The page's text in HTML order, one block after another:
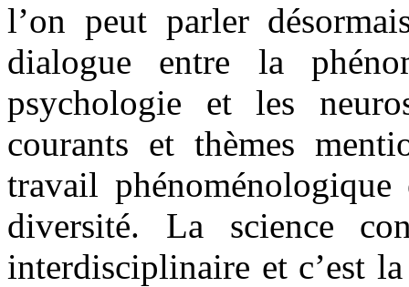
l’on peut parler
dialogue entre la
psychologie et les
courants et thèmes
travail
diversité. La science
interdisciplinaire et c’est